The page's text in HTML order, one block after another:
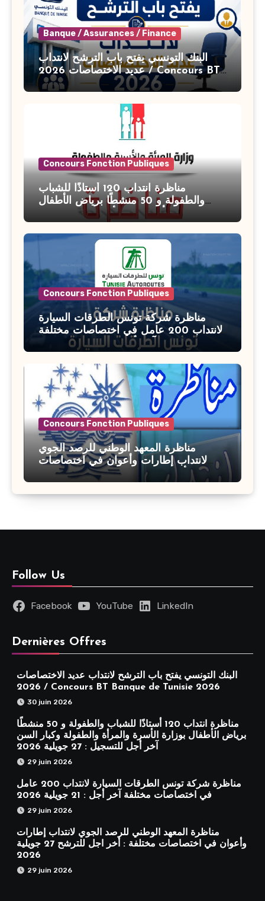
Banque / Assurances / Finance
البنك التونسي يفتح باب الترشح لانتداب
عديد الاختصاصات 2026 / Concours BT
Banque de Tunisie 2026
Concours Fonction Publiques
مناظرة انتداب 120 أستاذًا للشباب
والطفولة و 50 منشطًا برياض الأطفال
بوزارة الأسرة والمرأة والطفولة وكبار
السن آخر أجل للتسجيل : 27 جويلية 2026
Concours Fonction Publiques
مناظرة شركة تونس الطرقات السيارة
لانتداب 200 عامل في اختصاصات مختلفة
آخر أجل : 21 جويلية 2026
Concours Fonction Publiques
مناظرة المعهد الوطني للرصد الجوي
لانتداب إطارات وأعوان في اختصاصات
مختلفة : أخر اجل للترشح 27 جويلية 2026
Follow Us
Facebook YouTube LinkedIn
Dernières Offres
البنك التونسي يفتح باب الترشح لانتداب عديد الاختصاصات
2026 / Concours BT Banque de Tunisie 2026
30 juin 2026
مناظرة انتداب 120 أستاذًا للشباب والطفولة و 50 منشطًا
برياض الأطفال بوزارة الأسرة والمرأة والطفولة وكبار السن
آخر أجل للتسجيل : 27 جويلية 2026
29 juin 2026
مناظرة شركة تونس الطرقات السيارة لانتداب 200 عامل
في اختصاصات مختلفة آخر أجل : 21 جويلية 2026
29 juin 2026
مناظرة المعهد الوطني للرصد الجوي لانتداب إطارات
وأعوان في اختصاصات مختلفة : أخر اجل للترشح 27 جويلية
2026
29 juin 2026